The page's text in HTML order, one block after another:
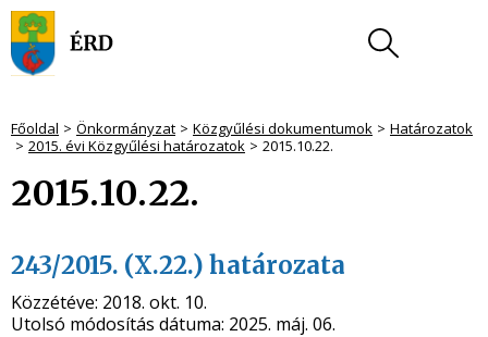
Főoldal Önkormányzat Közgyűlési dokumentumok
Határozatok
2015. évi Közgyűlési határozatok
2015.10.22.
2015.10.22.
243/2015. (X.22.) határozata
Közzétéve: 2018. okt. 10.
Utolsó módosítás dátuma: 2025. máj. 06.